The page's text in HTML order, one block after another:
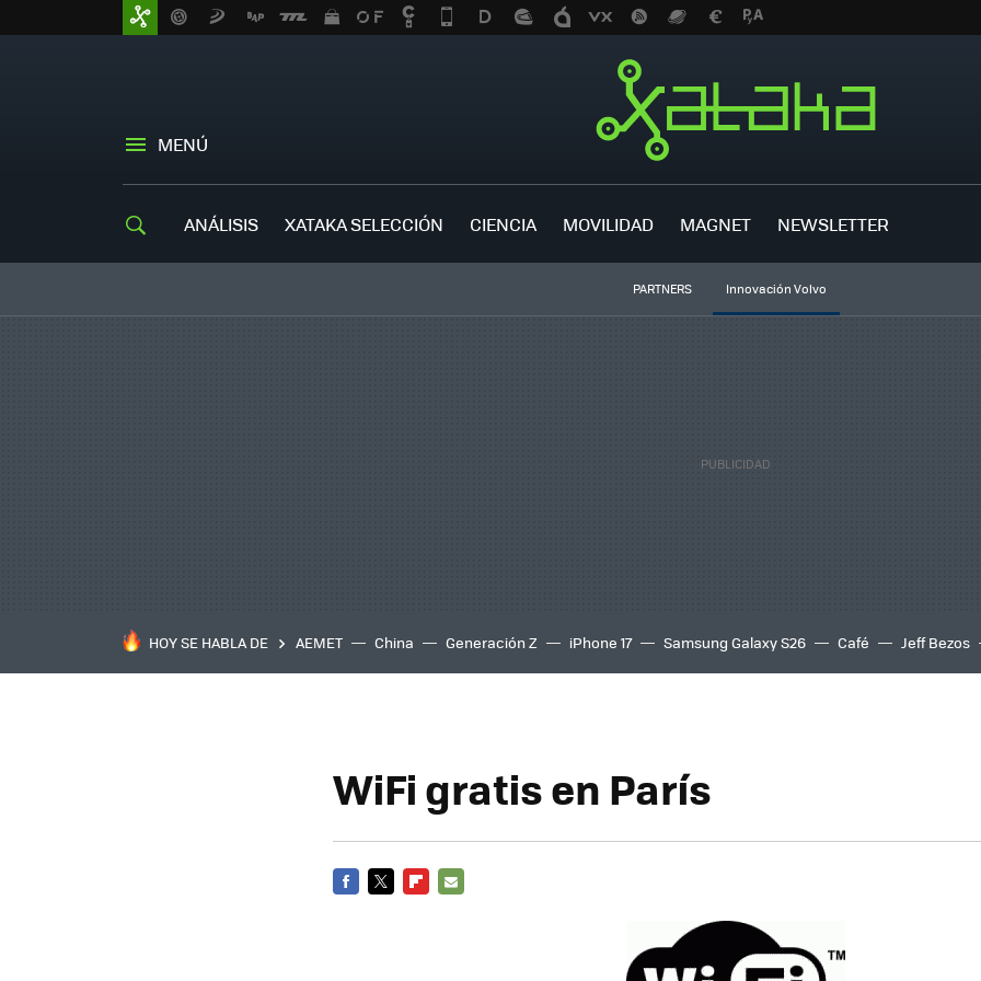
MENÚ
ANÁLISIS XATAKA SELECCIÓN CIENCIA MOVILIDAD MAGNET NEWSLETTER
PARTNERS Innovación Volvo
HOY SE HABLA DE AEMET China Generación Z iPhone 17 Samsung Galaxy S26 Café Jeff Bezos
WiFi gratis en París